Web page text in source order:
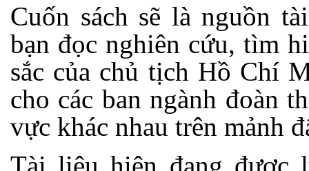
Cuốn sách sẽ là nguồn
bạn đọc nghiên cứu, tìm
sắc của chủ tịch Hồ Chí
cho các ban ngành đoàn
vực khác nhau trên mảnh
Tài liệu hiện đang